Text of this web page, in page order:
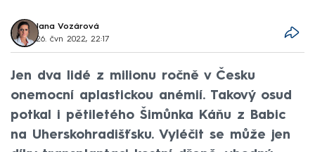
Jana Vozárová
26. čvn 2022, 22:17
Jen dva lidé z milionu ročně v Česku
onemocní aplastickou anémií. Takový osud
potkal i pětiletého Šimůnka Káňu z Babic
na Uherskohradišťsku. Vyléčit se může jen